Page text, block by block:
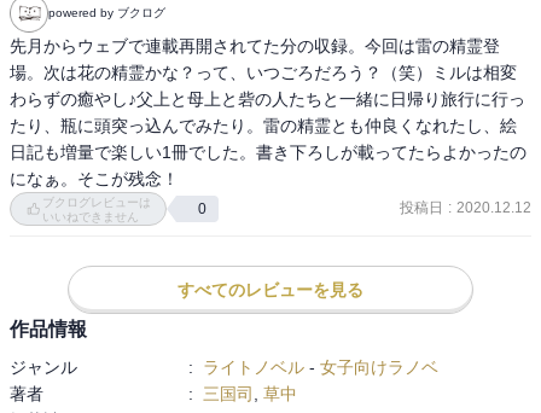
powered by ブクログ
先月からウェブで連載再開されてた分の収録。今回は雷の精霊登
場。次は花の精霊かな？って、いつごろだろう？（笑）ミルは相変
わらずの癒やし♪父上と母上と砦の人たちと一緒に日帰り旅行に行っ
たり、瓶に頭突っ込んでみたり。雷の精霊とも仲良くなれたし、絵
日記も増量で楽しい1冊でした。書き下ろしが載ってたらよかったの
になぁ。そこが残念！
ブクログレビューは
いいねできません
0 投稿日 : 2020.12.12
すべてのレビューを見る
作品情報
ジャンル : ライトノベル - 女子向けラノベ
著者
: 三国司
草中